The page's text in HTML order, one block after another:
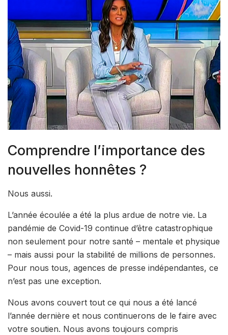
Comprendre l’importance des
nouvelles honnêtes ?
Nous aussi.
L’année écoulée a été la plus ardue de notre vie. La
pandémie de Covid-19 continue d’être catastrophique
non seulement pour notre santé – mentale et physique
– mais aussi pour la stabilité de millions de personnes.
Pour nous tous, agences de presse indépendantes, ce
n’est pas une exception.
Nous avons couvert tout ce qui nous a été lancé
l’année dernière et nous continuerons de le faire avec
votre soutien. Nous avons toujours compris